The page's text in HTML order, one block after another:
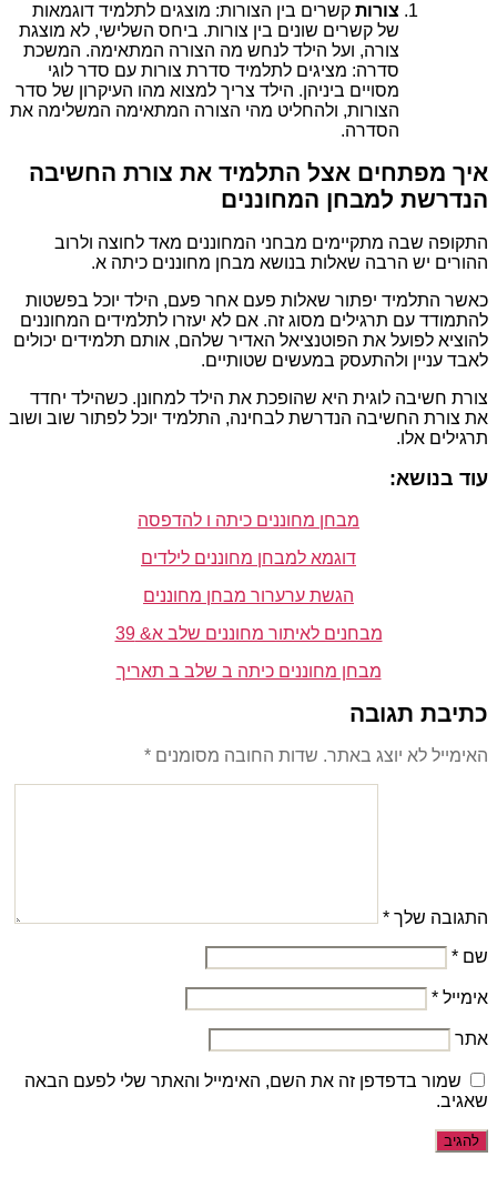
צורות קשרים בין הצורות: מוצגים לתלמיד דוגמאות
של קשרים שונים בין צורות. ביחס השלישי, לא מוצגת
צורה, ועל הילד לנחש מה הצורה המתאימה. המשכת
סדרה: מציגים לתלמיד סדרת צורות עם סדר לוגי
מסויים ביניהן. הילד צריך למצוא מהו העיקרון של סדר
הצורות, ולהחליט מהי הצורה המתאימה המשלימה את
הסדרה.
איך מפתחים אצל התלמיד את צורת החשיבה
הנדרשת למבחן המחוננים
התקופה שבה מתקיימים מבחני המחוננים מאד לחוצה ולרוב
ההורים יש הרבה שאלות בנושא מבחן מחוננים כיתה א.
כאשר התלמיד יפתור שאלות פעם אחר פעם, הילד יוכל בפשטות
להתמודד עם תרגילים מסוג זה. אם לא יעזרו לתלמידים המחוננים
להוציא לפועל את הפוטנציאל האדיר שלהם, אותם תלמידים יכולים
לאבד עניין ולהתעסק במעשים שטותיים.
צורת חשיבה לוגית היא שהופכת את הילד למחונן. כשהילד יחדד
את צורת החשיבה הנדרשת לבחינה, התלמיד יוכל לפתור שוב ושוב
תרגילים אלו.
עוד בנושא:
מבחן מחוננים כיתה ו להדפסה
דוגמא למבחן מחוננים לילדים
הגשת ערערור מבחן מחוננים
מבחנים לאיתור מחוננים שלב א& 39
מבחן מחוננים כיתה ב שלב ב תאריך
כתיבת תגובה
האימייל לא יוצג באתר. שדות החובה מסומנים *
התגובה שלך *
שם *
אימייל *
אתר
שמור בדפדפן זה את השם, האימייל והאתר שלי לפעם הבאה
שאגיב.